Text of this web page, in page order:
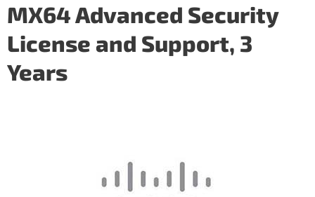
MX64 Advanced Security
License and Support, 3
Years